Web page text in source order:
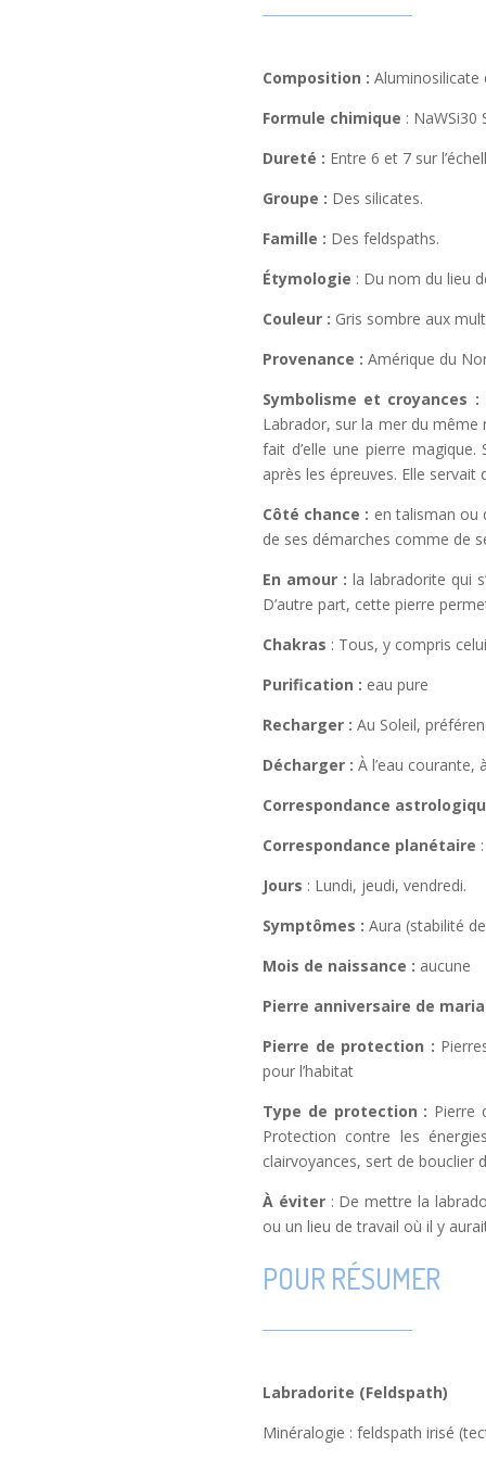
Composition : Aluminosilicate
Formule chimique : NaWSi30
Dureté : Entre 6 et 7 sur
Groupe : Des silicates.
Famille : Des feldspaths.
Étymologie : Du nom du lieu
Couleur : Gris sombre aux
Provenance : Amérique du
Symbolisme et croyances :
Labrador, sur la mer du même
fait d’elle une pierre
après les épreuves. Elle
Côté chance : en talisman ou
de ses démarches comme de
En amour : la labradorite qui
D’autre part, cette pierre
Chakras : Tous, y compris
Purification : eau pure
Recharger : Au Soleil,
Décharger : À l’eau courante,
Correspondance
Correspondance planétaire
Jours : Lundi, jeudi, vendredi.
Symptômes : Aura (stabilité
Mois de naissance : aucune
Pierre anniversaire de
Pierre de protection :
pour l’habitat
Type de protection : Pierre
Protection contre les
clairvoyances, sert de bouclier
À éviter : De mettre la
ou un lieu de travail où il y
POUR RÉSUMER
Labradorite (Feldspath)
Minéralogie : feldspath irisé